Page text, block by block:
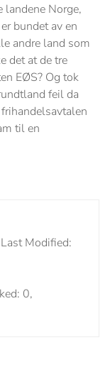
landene Norge,
bundet av en
andre land som
det at de tre
EØS? Og tok
feil da
til en
Modified:
0,